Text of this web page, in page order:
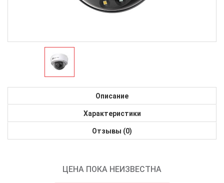
Описание
Характеристики
Отзывы (0)
ЦЕНА ПОКА НЕИЗВЕСТНА